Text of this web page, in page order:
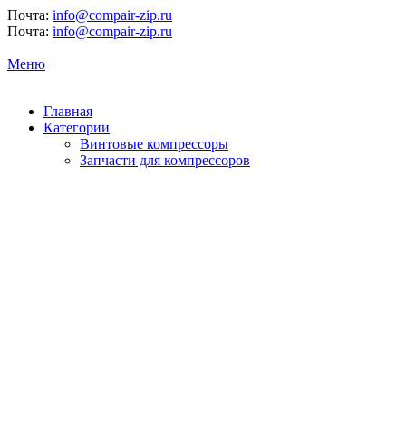
Почта: info@compair-zip.ru
Почта: info@compair-zip.ru
Меню
Главная
Категории
Винтовые компрессоры
Запчасти для компрессоров